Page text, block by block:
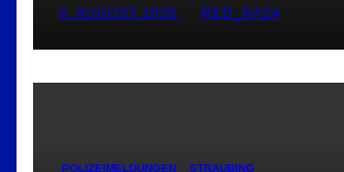
6. AUGUST 2026 RED_RA24
POLIZEIMELDUNGEN STRAUBING